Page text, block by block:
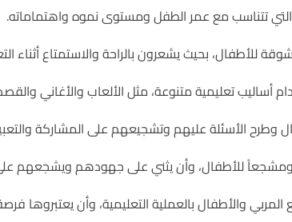
التي تتناسب مع عمر الطفل ومستوى نموه واهتماماته.
للأطفال، بحيث يشعرون بالراحة والاستمتاع أثناء
أساليب تعليمية متنوعة، مثل الألعاب والأغاني
وطرح الأسئلة عليهم وتشجيعهم على المشاركة
للأطفال، وأن يثني على جهودهم ويشجعهم على
والأطفال بالعملية التعليمية، وأن يعتبروها